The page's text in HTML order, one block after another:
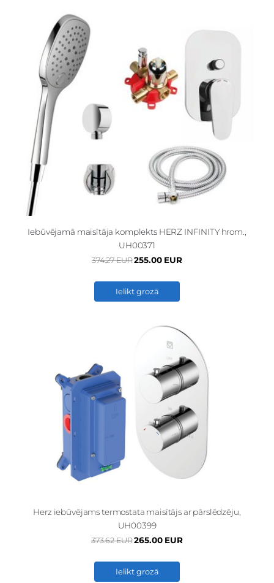
Iebūvējamā maisītāja komplekts HERZ INFINITY hrom.,
UH00371
374.27 EUR255.00 EUR
Ielikt grozā
Herz iebūvējams termostata maisītājs ar pārslēdzēju,
UH00399
373.62 EUR265.00 EUR
Ielikt grozā